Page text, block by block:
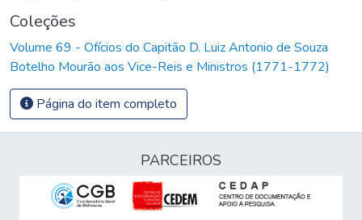
Coleções
Volume 69 - Ofícios do Capitão D. Luiz Antonio de Souza
Botelho Mourão aos Vice-Reis e Ministros (1771-1772)
Página do item completo
PARCEIROS